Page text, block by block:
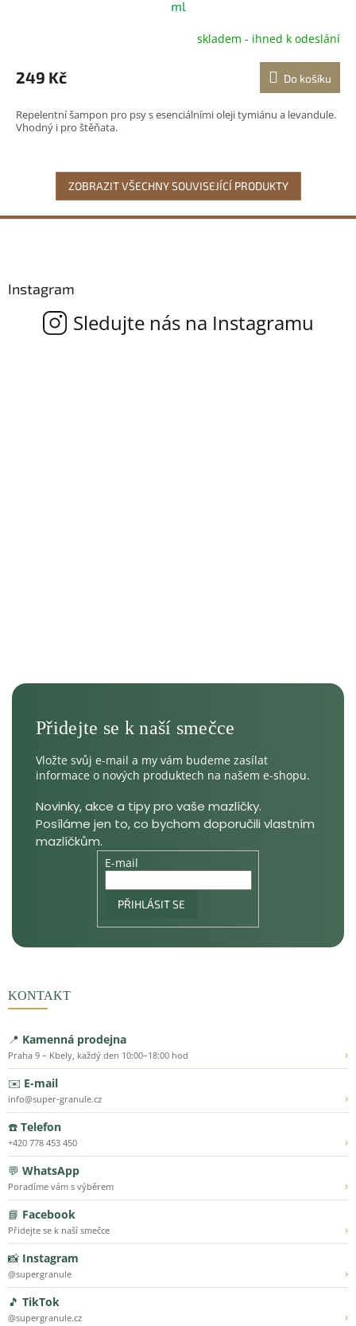
ml
skladem - ihned k odeslání
249 Kč Do košíku
Repelentní šampon pro psy s esenciálními oleji tymiánu a levandule.
Vhodný i pro štěňata.
ZOBRAZIT VŠECHNY SOUVISEJÍCÍ PRODUKTY
Instagram
Vložte svůj e-mail a my vám budeme zasílat
informace o nových produktech na našem e-shopu.
E-mail
PŘIHLÁSIT SE
KONTAKT
📍 Kamenná prodejna
Praha 9 – Kbely, každý den 10:00–18:00 hod
›
✉️ E-mail
info@super-granule.cz
›
☎️ Telefon
+420 778 453 450
›
💬 WhatsApp
Poradíme vám s výběrem
›
📘 Facebook
Přidejte se k naší smečce
›
📸 Instagram
@supergranule
›
🎵 TikTok
@supergranule.cz ›